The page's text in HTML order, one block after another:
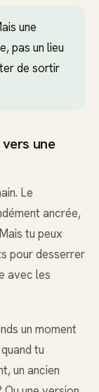
une
pas un lieu
de sortir
une
Le
ancrée,
tu peux
pour desserrer
avec les
un moment
tu
un ancien